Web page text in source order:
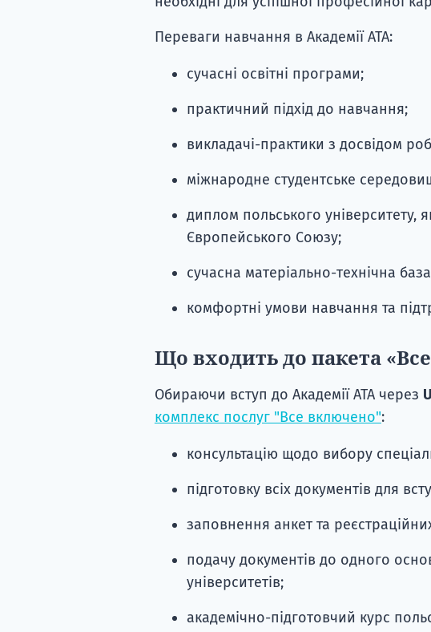
Переваги навчання в Академії ATA:
сучасні освітні програми;
практичний підхід до навчання;
викладачі-практики з досвідом
міжнародне студентське
диплом польського університету,
Європейського Союзу;
сучасна матеріально-технічна
комфортні умови навчання та
Що входить до пакета
Обираючи вступ до Академії ATA через
комплекс послуг "Все включено":
консультацію щодо вибору
підготовку всіх документів для
заповнення анкет та
подачу документів до одного
університетів;
академічно-підготовчий курс